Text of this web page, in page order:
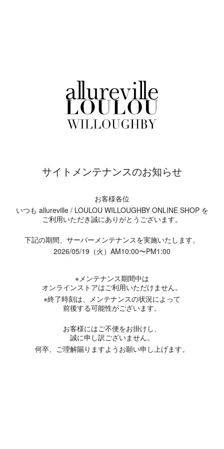
サイトメンテナンスのお知らせ
お客様各位
いつも allureville / LOULOU WILLOUGHBY ONLINE SHOP を
ご利用いただき誠にありがとうございます。
下記の期間、サーバーメンテナンスを実施いたします。
2026/05/19（火）AM10:00〜PM1:00
※メンテナンス期間中は
オンラインストアはご利用いただけません。
※終了時刻は、メンテナンスの状況によって
前後する可能性がございます。
お客様にはご不便をお掛けし、
誠に申し訳ございません。
何卒、ご理解賜りますようお願い申し上げます。